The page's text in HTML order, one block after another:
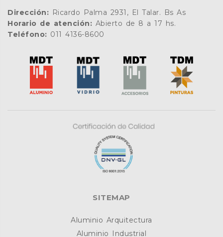
Dirección: Ricardo Palma 2931, El Talar. Bs As
Horario de atención: Abierto de 8 a 17 hs.
Teléfono: 011 4136-8600
SITEMAP
Aluminio Arquitectura
Aluminio Industrial